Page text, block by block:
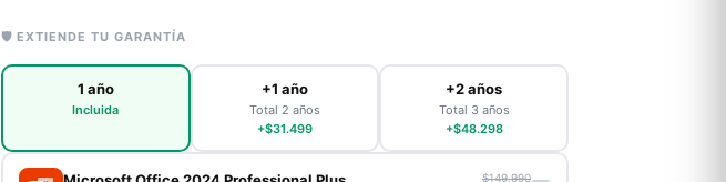
🛡️ EXTIENDE TU GARANTÍA
1 año
Incluida
+1 año
Total 2 años
+$31.499
+2 años
Total 3 años
+$48.298
$149.990